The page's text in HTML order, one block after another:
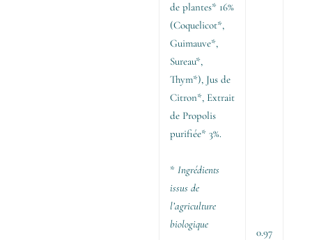
de plantes* 16%
(Coquelicot*,
Guimauve*,
Sureau*,
Thym*), Jus de
Citron*, Extrait
de Propolis
purifiée* 3%.
* Ingrédients
issus de
l’agriculture
biologique
0.97